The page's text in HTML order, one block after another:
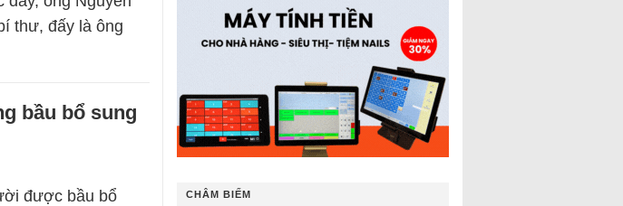
thư, đấy là ông
bầu bổ sung
được bầu bổ
CHÂM BIẾM